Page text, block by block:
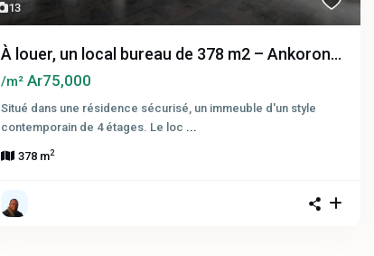
13
À louer, un local bureau de 378 m2 – Ankoron...
/m²Ar75,000
Situé dans une résidence sécurisé, un immeuble d'un style
contemporain de 4 étages. Le loc ...
378 m2